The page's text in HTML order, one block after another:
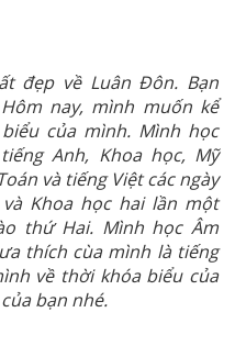
đẹp về Luân Đôn. Bạn
nay, mình muốn kể
của mình. Mình học
Anh, Khoa học, Mỹ
và tiếng Việt các ngày
Khoa học hai lần một
thứ Hai. Mình học Âm
thích cùa mình là tiếng
về thời khóa biểu của
bạn nhé.